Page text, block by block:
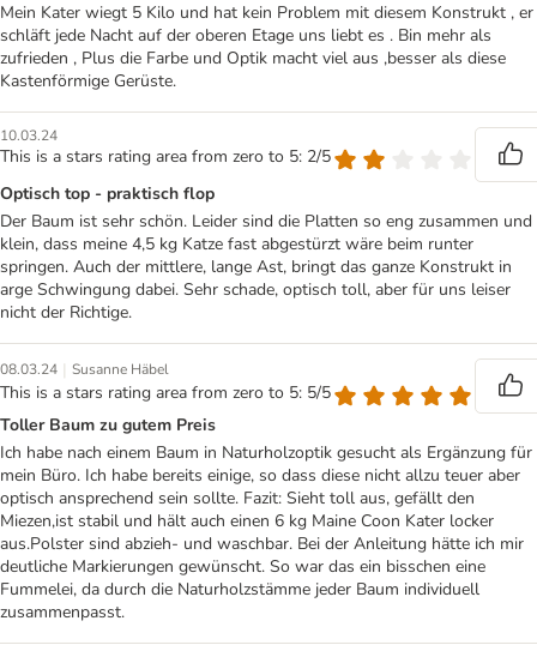
Mein Kater wiegt 5 Kilo und hat kein Problem mit diesem Konstrukt , er
schläft jede Nacht auf der oberen Etage uns liebt es . Bin mehr als
zufrieden , Plus die Farbe und Optik macht viel aus ,besser als diese
Kastenförmige Gerüste.
10.03.24
This is a stars rating area from zero to 5: 2/5
Optisch top - praktisch flop
Der Baum ist sehr schön. Leider sind die Platten so eng zusammen und
klein, dass meine 4,5 kg Katze fast abgestürzt wäre beim runter
springen. Auch der mittlere, lange Ast, bringt das ganze Konstrukt in
arge Schwingung dabei. Sehr schade, optisch toll, aber für uns leiser
nicht der Richtige.
08.03.24 | Susanne Häbel
This is a stars rating area from zero to 5: 5/5
Toller Baum zu gutem Preis
Ich habe nach einem Baum in Naturholzoptik gesucht als Ergänzung für
mein Büro. Ich habe bereits einige, so dass diese nicht allzu teuer aber
optisch ansprechend sein sollte. Fazit: Sieht toll aus, gefällt den
Miezen,ist stabil und hält auch einen 6 kg Maine Coon Kater locker
aus.Polster sind abzieh- und waschbar. Bei der Anleitung hätte ich mir
deutliche Markierungen gewünscht. So war das ein bisschen eine
Fummelei, da durch die Naturholzstämme jeder Baum individuell
zusammenpasst.